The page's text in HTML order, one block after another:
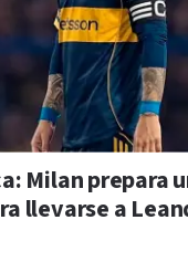
Milan prepara
llevarse a